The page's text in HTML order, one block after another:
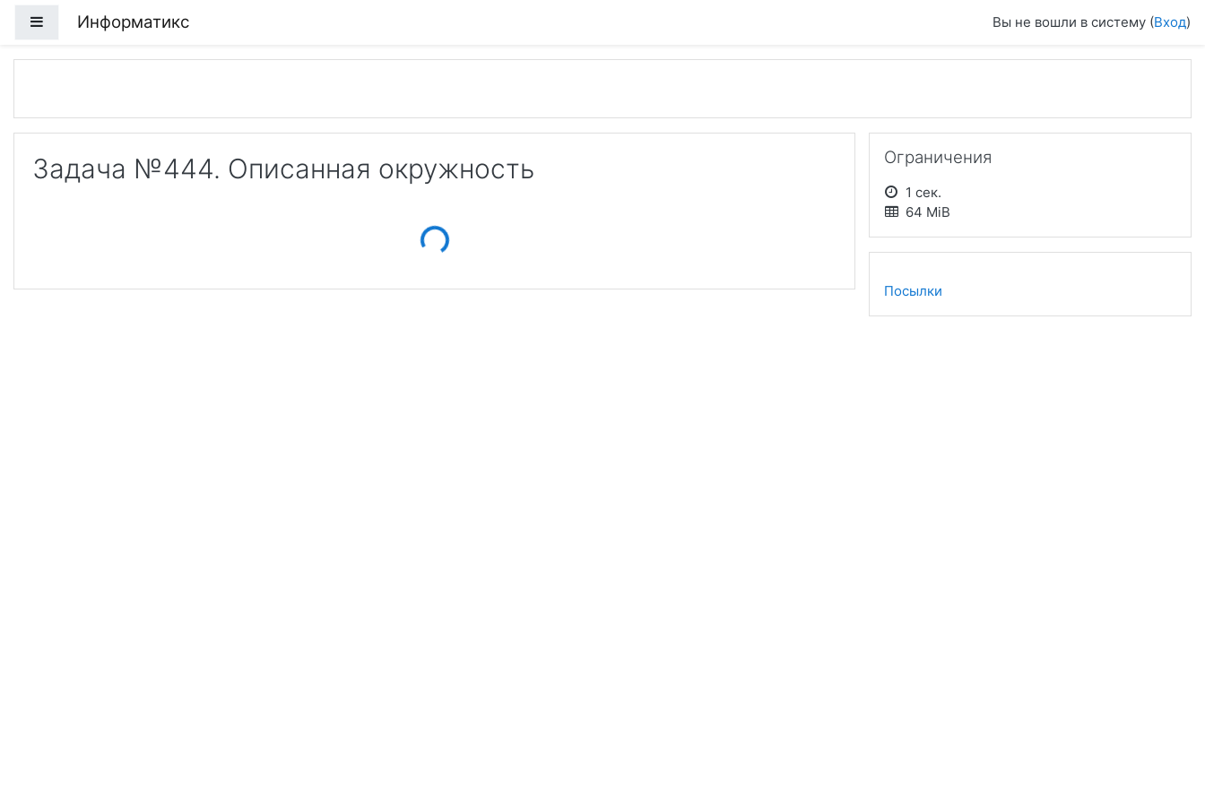
Боковая панель
Информатикс Вы не вошли в систему (Вход)
Задача №444. Описанная окружность
Loading...
Ограничения
1 сек.
64 MiB
Посылки